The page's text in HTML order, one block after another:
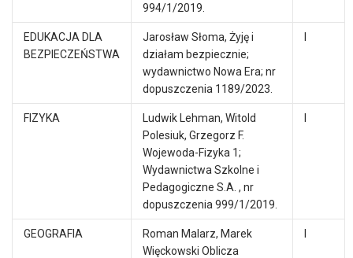
994/1/2019.
EDUKACJA DLA
BEZPIECZEŃSTWA
Jarosław Słoma, Żyję i
działam bezpiecznie;
wydawnictwo Nowa Era; nr
dopuszczenia 1189/2023.
I
FIZYKA
Ludwik Lehman, Witold
Polesiuk, Grzegorz F.
Wojewoda-Fizyka 1;
Wydawnictwa Szkolne i
Pedagogiczne S.A. , nr
dopuszczenia 999/1/2019.
I
GEOGRAFIA
Roman Malarz, Marek
Więckowski Oblicza
I